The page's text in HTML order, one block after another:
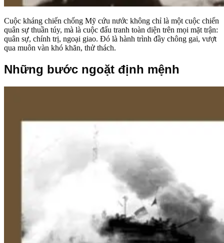
Cuộc kháng chiến chống Mỹ cứu nước không chỉ là một cuộc chiến
quân sự thuần túy, mà là cuộc đấu tranh toàn diện trên mọi mặt trận:
quân sự, chính trị, ngoại giao. Đó là hành trình đầy chông gai, vượt
qua muôn vàn khó khăn, thử thách.
Những bước ngoặt định mệnh